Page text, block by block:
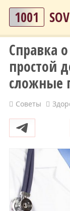
1001
Справка
простой
сложные
Советы